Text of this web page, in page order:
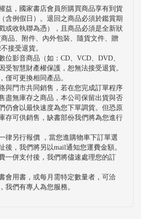
益，國家書店會員所購買商品享有到貨
含例假日）。退回之商品必須於鑑賞期
或收執聯為憑），且商品必須是全新狀
品、附件、內外包裝、隨貨文件、贈
接受退貨。
位影音商品（如：CD、VCD、DVD、
受智慧財產權保護，恕無法接受退貨。
僅可更換相同產品。
與門市共同銷售，若在您完成訂單程序
盡無庫存之商品，本公司保留出貨與否
仍會以最快速度為您下單調貨。但恐原
存可供銷售，缺書部份我們將為您進行
律另行報價 ，當您進購物車下訂單選
後，我們將另以mail通知您運費金額。
一併支付後，我們將儘速處理您的訂
會用書，或每月需特定數量者，可洽
，我們有專人為您服務。